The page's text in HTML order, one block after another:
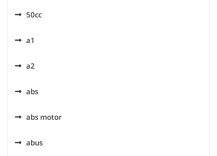
50cc
a1
a2
abs
abs motor
abus